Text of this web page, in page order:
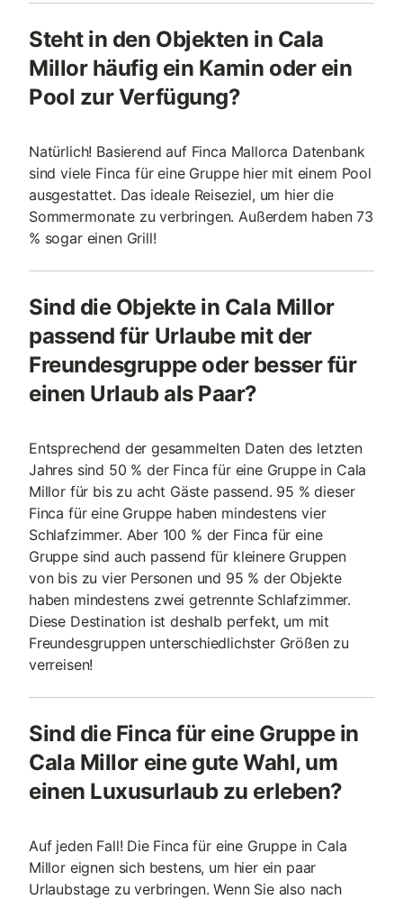
Steht in den Objekten in Cala
Millor häufig ein Kamin oder ein
Pool zur Verfügung?
Natürlich! Basierend auf Finca Mallorca Datenbank
sind viele Finca für eine Gruppe hier mit einem Pool
ausgestattet. Das ideale Reiseziel, um hier die
Sommermonate zu verbringen. Außerdem haben 73
% sogar einen Grill!
Sind die Objekte in Cala Millor
passend für Urlaube mit der
Freundesgruppe oder besser für
einen Urlaub als Paar?
Entsprechend der gesammelten Daten des letzten
Jahres sind 50 % der Finca für eine Gruppe in Cala
Millor für bis zu acht Gäste passend. 95 % dieser
Finca für eine Gruppe haben mindestens vier
Schlafzimmer. Aber 100 % der Finca für eine
Gruppe sind auch passend für kleinere Gruppen
von bis zu vier Personen und 95 % der Objekte
haben mindestens zwei getrennte Schlafzimmer.
Diese Destination ist deshalb perfekt, um mit
Freundesgruppen unterschiedlichster Größen zu
verreisen!
Sind die Finca für eine Gruppe in
Cala Millor eine gute Wahl, um
einen Luxusurlaub zu erleben?
Auf jeden Fall! Die Finca für eine Gruppe in Cala
Millor eignen sich bestens, um hier ein paar
Urlaubstage zu verbringen. Wenn Sie also nach